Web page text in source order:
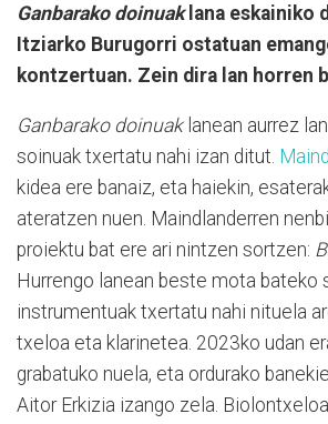
Ganbarako doinuaklana eskainiko
Itziarko Burugorri ostatuan
kontzertuan. Zein dira lan horren
Ganbarako doinuaklanean aurrez
soinuak txertatu nahi izan ditut.
kidea ere banaiz, eta haiekin,
ateratzen nuen. Maindlanderren
proiektu bat ere ari nintzen sortzen:
Hurrengo lanean beste mota bateko
instrumentuak txertatu nahi nituela
txeloa eta klarinetea. 2023ko udan
grabatuko nuela, eta ordurako
Aitor Erkizia izango zela.